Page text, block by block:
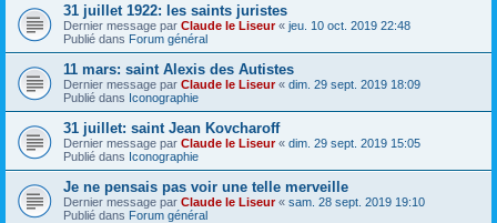
31 juillet 1922: les saints juristes
Dernier message par Claude le Liseur« jeu. 10 oct. 2019 22:48
Publié dans Forum général
11 mars: saint Alexis des Autistes
Dernier message par Claude le Liseur« dim. 29 sept. 2019 18:09
Publié dans Iconographie
31 juillet: saint Jean Kovcharoff
Dernier message par Claude le Liseur« dim. 29 sept. 2019 15:05
Publié dans Iconographie
Je ne pensais pas voir une telle merveille
Dernier message par Claude le Liseur« sam. 28 sept. 2019 19:10
Publié dans Forum général